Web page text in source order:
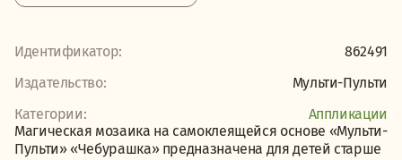
Идентификатор:
862491
Издательство:
Мульти-Пульти
Категории:
Аппликации
Магическая мозаика на самоклеящейся основе «Мульти-
Пульти» «Чебурашка» предназначена для детей старше